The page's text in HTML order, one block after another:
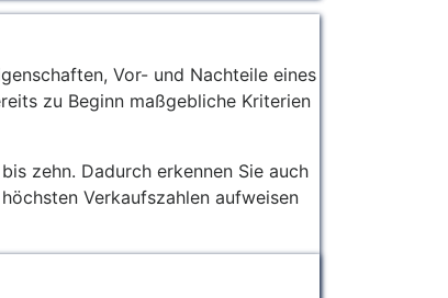
Vor- und Nachteile eines
zu Beginn maßgebliche Kriterien
zehn. Dadurch erkennen Sie auch
Verkaufszahlen aufweisen